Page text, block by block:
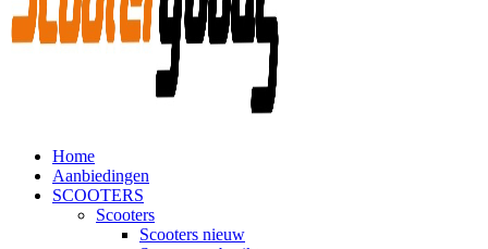
Home
Aanbiedingen
SCOOTERS
Scooters
Scooters nieuw